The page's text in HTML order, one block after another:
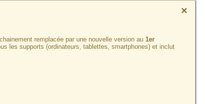
×
remplacée par une nouvelle version au 1er
les supports (ordinateurs, tablettes, smartphones) et inclut